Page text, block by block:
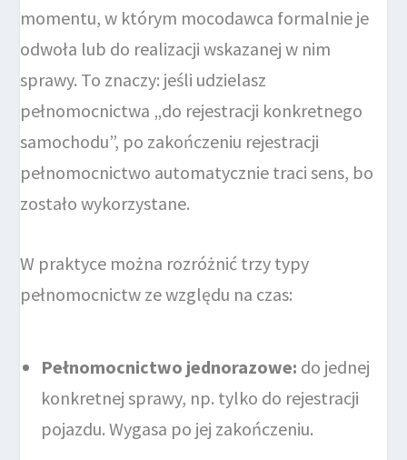
momentu, w którym mocodawca formalnie je
odwoła lub do realizacji wskazanej w nim
sprawy. To znaczy: jeśli udzielasz
pełnomocnictwa „do rejestracji konkretnego
samochodu”, po zakończeniu rejestracji
pełnomocnictwo automatycznie traci sens, bo
zostało wykorzystane.
W praktyce można rozróżnić trzy typy
pełnomocnictw ze względu na czas:
Pełnomocnictwo jednorazowe: do jednej
konkretnej sprawy, np. tylko do rejestracji
pojazdu. Wygasa po jej zakończeniu.